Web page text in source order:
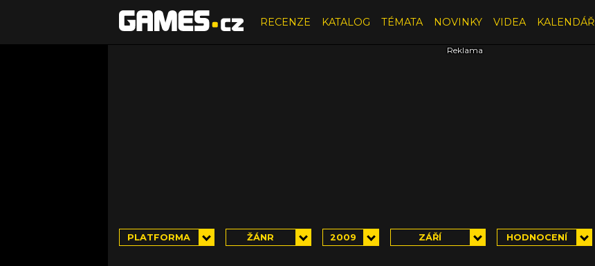
RECENZE KATALOG TÉMATA NOVINKY VIDEA KALENDÁŘ
PLATFORMA ŽÁNR 2009 ZÁŘÍ HODNOCENÍ